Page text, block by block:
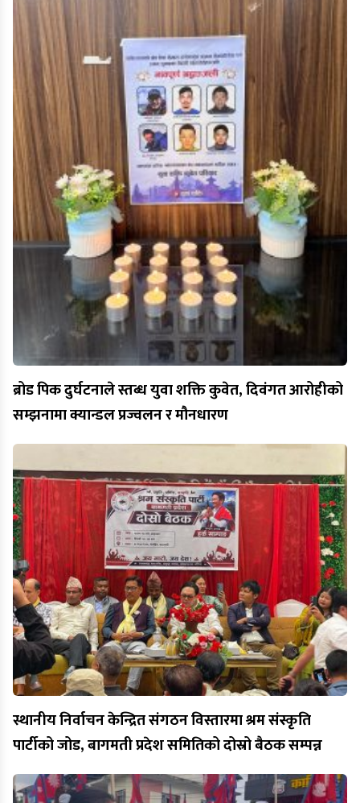
ब्रोड पिक दुर्घटनाले स्तब्ध युवा शक्ति कुवेत, दिवंगत आरोहीको
सम्झनामा क्यान्डल प्रज्वलन र मौनधारण
स्थानीय निर्वाचन केन्द्रित संगठन विस्तारमा श्रम संस्कृति
पार्टीको जोड, बागमती प्रदेश समितिको दोस्रो बैठक सम्पन्न